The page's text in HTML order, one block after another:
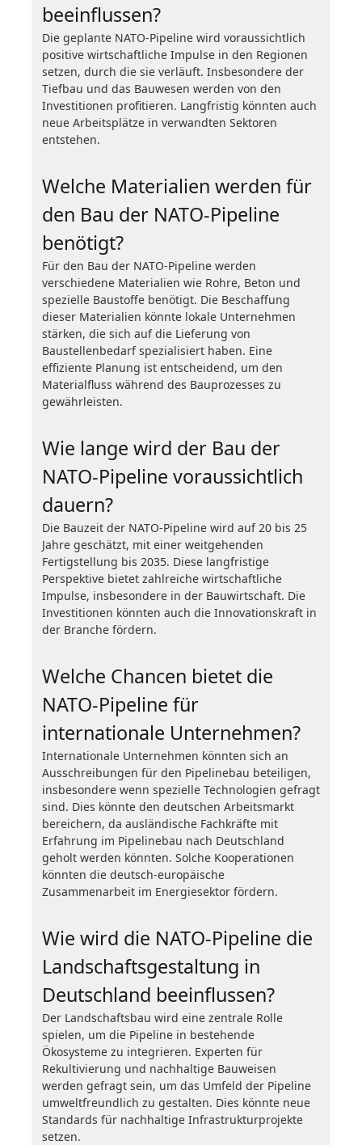
beeinflussen?
Die geplante NATO-Pipeline wird voraussichtlich
positive wirtschaftliche Impulse in den Regionen
setzen, durch die sie verläuft. Insbesondere der
Tiefbau und das Bauwesen werden von den
Investitionen profitieren. Langfristig könnten auch
neue Arbeitsplätze in verwandten Sektoren
entstehen.
Welche Materialien werden für
den Bau der NATO-Pipeline
benötigt?
Für den Bau der NATO-Pipeline werden
verschiedene Materialien wie Rohre, Beton und
spezielle Baustoffe benötigt. Die Beschaffung
dieser Materialien könnte lokale Unternehmen
stärken, die sich auf die Lieferung von
Baustellenbedarf spezialisiert haben. Eine
effiziente Planung ist entscheidend, um den
Materialfluss während des Bauprozesses zu
gewährleisten.
Wie lange wird der Bau der
NATO-Pipeline voraussichtlich
dauern?
Die Bauzeit der NATO-Pipeline wird auf 20 bis 25
Jahre geschätzt, mit einer weitgehenden
Fertigstellung bis 2035. Diese langfristige
Perspektive bietet zahlreiche wirtschaftliche
Impulse, insbesondere in der Bauwirtschaft. Die
Investitionen könnten auch die Innovationskraft in
der Branche fördern.
Welche Chancen bietet die
NATO-Pipeline für
internationale Unternehmen?
Internationale Unternehmen könnten sich an
Ausschreibungen für den Pipelinebau beteiligen,
insbesondere wenn spezielle Technologien gefragt
sind. Dies könnte den deutschen Arbeitsmarkt
bereichern, da ausländische Fachkräfte mit
Erfahrung im Pipelinebau nach Deutschland
geholt werden könnten. Solche Kooperationen
könnten die deutsch-europäische
Zusammenarbeit im Energiesektor fördern.
Wie wird die NATO-Pipeline die
Landschaftsgestaltung in
Deutschland beeinflussen?
Der Landschaftsbau wird eine zentrale Rolle
spielen, um die Pipeline in bestehende
Ökosysteme zu integrieren. Experten für
Rekultivierung und nachhaltige Bauweisen
werden gefragt sein, um das Umfeld der Pipeline
umweltfreundlich zu gestalten. Dies könnte neue
Standards für nachhaltige Infrastrukturprojekte
setzen.